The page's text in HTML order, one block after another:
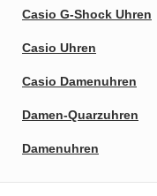
Casio G-Shock Uhren
Casio Uhren
Casio Damenuhren
Damen-Quarzuhren
Damenuhren